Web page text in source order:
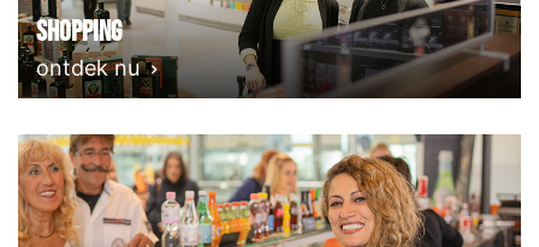
Shopping
ontdek nu